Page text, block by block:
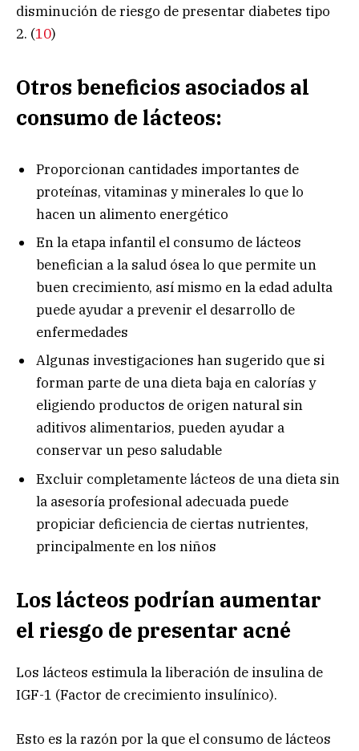
disminución de riesgo de presentar diabetes tipo
2. (10)
Otros beneficios asociados al
consumo de lácteos:
Proporcionan cantidades importantes de
proteínas, vitaminas y minerales lo que lo
hacen un alimento energético
En la etapa infantil el consumo de lácteos
benefician a la salud ósea lo que permite un
buen crecimiento, así mismo en la edad adulta
puede ayudar a prevenir el desarrollo de
enfermedades
Algunas investigaciones han sugerido que si
forman parte de una dieta baja en calorías y
eligiendo productos de origen natural sin
aditivos alimentarios, pueden ayudar a
conservar un peso saludable
Excluir completamente lácteos de una dieta sin
la asesoría profesional adecuada puede
propiciar deficiencia de ciertas nutrientes,
principalmente en los niños
Los lácteos podrían aumentar
el riesgo de presentar acné
Los lácteos estimula la liberación de insulina de
IGF-1 (Factor de crecimiento insulínico).
Esto es la razón por la que el consumo de lácteos